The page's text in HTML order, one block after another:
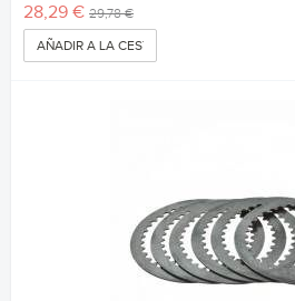
28,29 € 29,78 €
AÑADIR A LA CESTA